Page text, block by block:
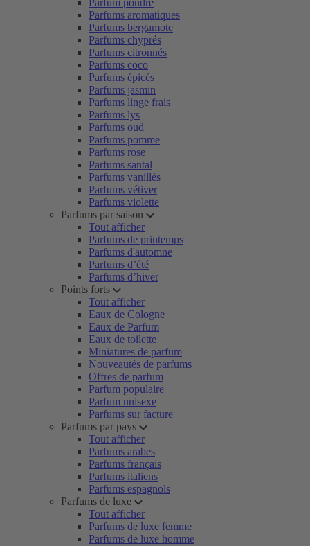
Parfum poudré
Parfums aromatiques
Parfums bergamote
Parfums chyprés
Parfums citronnés
Parfums coco
Parfums épicés
Parfums jasmin
Parfums linge frais
Parfums lys
Parfums oud
Parfums pomme
Parfums rose
Parfums santal
Parfums vanillés
Parfums vétiver
Parfums violette
Parfums par saison
Tout afficher
Parfums de printemps
Parfums d'automne
Parfums d’été
Parfums d’hiver
Points forts
Tout afficher
Eaux de Cologne
Eaux de Parfum
Eaux de toilette
Miniatures de parfum
Nouveautés de parfums
Offres de parfum
Parfum populaire
Parfum unisexe
Parfums sur facture
Parfums par pays
Tout afficher
Parfums arabes
Parfums français
Parfums italiens
Parfums espagnols
Parfums de luxe
Tout afficher
Parfums de luxe femme
Parfums de luxe homme